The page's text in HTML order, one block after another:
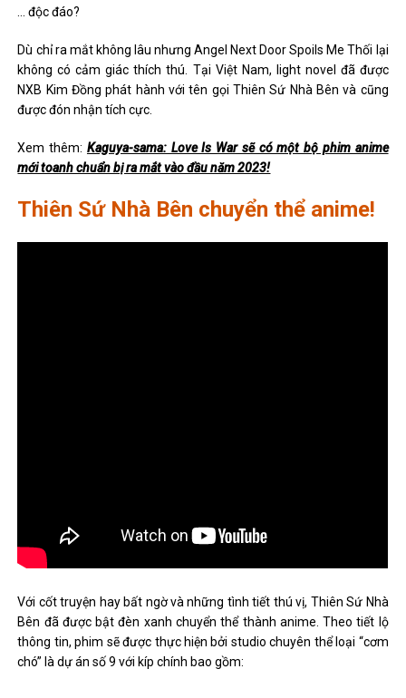
… độc đáo?
Dù chỉ ra mắt không lâu nhưng Angel Next Door Spoils Me Thối lại
không có cảm giác thích thú. Tại Việt Nam, light novel đã được
NXB Kim Đồng phát hành với tên gọi Thiên Sứ Nhà Bên và cũng
được đón nhận tích cực.
Xem thêm: Kaguya-sama: Love Is War sẽ có một bộ phim anime
mới toanh chuẩn bị ra mắt vào đầu năm 2023!
Thiên Sứ Nhà Bên chuyển thể anime!
Với cốt truyện hay bất ngờ và những tình tiết thú vị, Thiên Sứ Nhà
Bên đã được bật đèn xanh chuyển thể thành anime. Theo tiết lộ
thông tin, phim sẽ được thực hiện bởi studio chuyên thể loại “cơm
chó” là dự án số 9 với kíp chính bao gồm: